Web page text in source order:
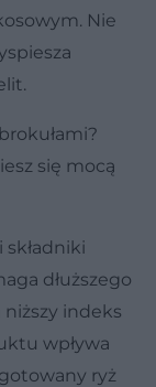
Nie
się mocą
dłuższego
indeks
wpływa
ryż